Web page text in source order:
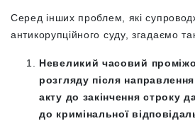
Серед інших проблем, які
антикорупційного суду, згадаємо
Невеликий часовий
розгляду після
акту до закінчення строку
до кримінальної